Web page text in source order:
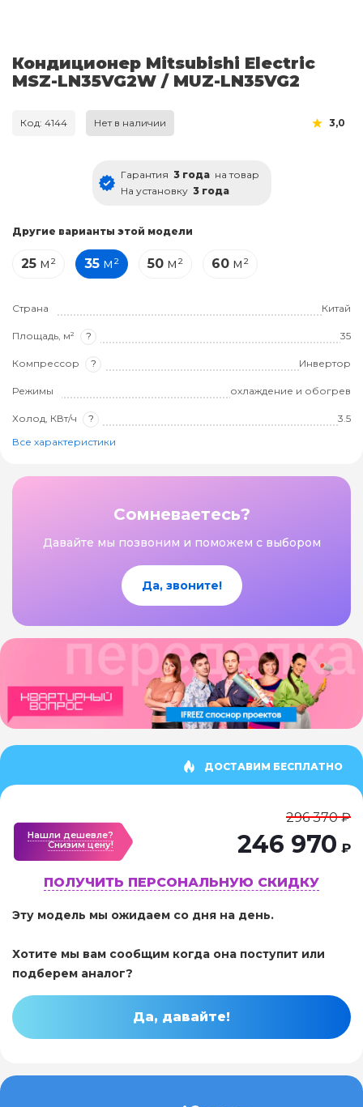
Кондиционер Mitsubishi Electric
MSZ-LN35VG2W / MUZ-LN35VG2
Код: 4144 Нет в наличии 3,0
Гарантия 3 года на товар
На установку 3 года
Другие варианты этой модели
25 м² 35 м² 50 м² 60 м²
Страна Китай
Площадь, м² ? 35
Компрессор ? Инвертор
Режимы охлаждение и обогрев
Холод, КВт/ч ?
3.5
Все характеристики
Сомневаетесь?
Давайте мы позвоним и поможем с выбором
Да, звоните!
ДОСТАВИМ БЕСПЛАТНО
Нашли дешевле?
Cнизим цену!
296 370 ₽
246 970 ₽
ПОЛУЧИТЬ ПЕРСОНАЛЬНУЮ СКИДКУ
Эту модель мы ожидаем со дня на день.
Хотите мы вам сообщим когда она поступит или
подберем аналог?
Да, давайте!